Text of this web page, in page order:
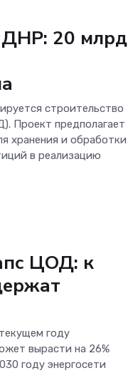
20 млрд
строительство
Проект предполагает
хранения и обработки
в реализацию
ЦОД: к
году
вырасти на 26%
году энергосети